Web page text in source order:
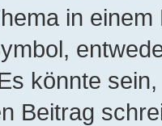
in
könnte
Beitrag